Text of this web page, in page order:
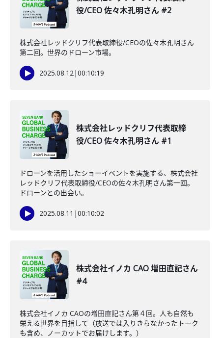
役/CEO 佐々木孔明さん #2
株式会社レッドクリフ代表取締役/CEOの佐々木孔明さん
第二回。世界のドローン市場。
2025.08.12|00:10:19
株式会社レッドクリフ代表取締
役/CEO 佐々木孔明さん #1
ドローンを活用したショーイベントを実施する、株式会社
レッドクリフ代表取締役/CEOの佐々木孔明さん第一回。
ドローンとの出会い。
2025.08.11 |00:10:02
株式会社イノカ CAO 増田直記さん
#4
株式会社イノカ CAOの増田直記さん第４回。人も自然も
栄える世界を目指して（放送では入りきらなかったトーク
も含め、ノーカットでお届けします。）